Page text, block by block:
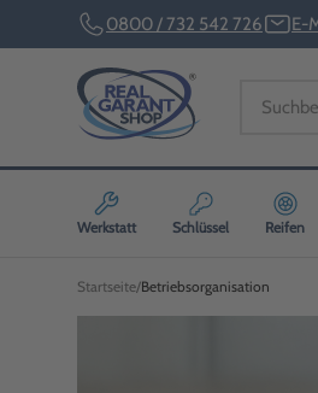
0800 / 732 542 726 E-
Werkstatt Schlüssel Reifen
Startseite Betriebsorganisation